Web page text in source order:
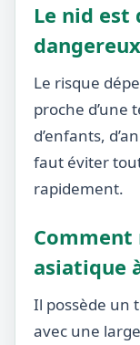
Le nid est
Le risque
proche d’une
d’enfants,
faut éviter
rapidement.
asiatique
Il possède un
avec une